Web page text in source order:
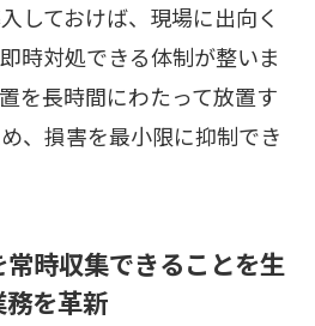
しておけば、現場に出向く
時対処できる体制が整いま
を長時間にわたって放置す
、損害を最小限に抑制でき
時収集できることを生
を革新